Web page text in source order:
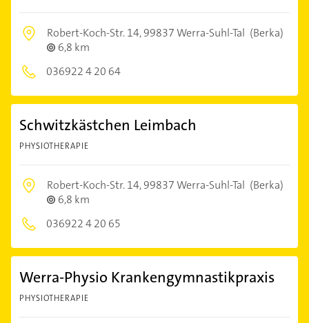
Robert-Koch-Str. 14,99837 Werra-Suhl-Tal (Berka)
6,8 km
036922 4 20 64
Schwitzkästchen Leimbach
PHYSIOTHERAPIE
Robert-Koch-Str. 14,99837 Werra-Suhl-Tal (Berka)
6,8 km
036922 4 20 65
Werra-Physio Krankengymnastikpraxis
PHYSIOTHERAPIE